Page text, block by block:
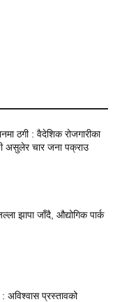
ठगी : वैदेशिक रोजगारीका
असुलेर चार जना पक्राउ
झापा जाँदै, औद्योगिक पार्क
अविश्वास प्रस्तावको